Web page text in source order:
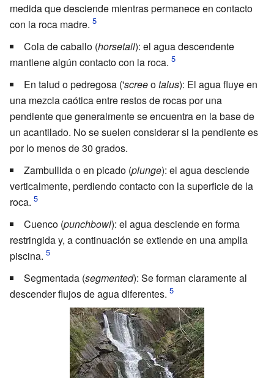
medida que desciende mientras permanece en contacto
con la roca madre.
Cola de caballo (horsetail): el agua descendente
mantiene algún contacto con la roca.
En talud o pedregosa ('screeotalus): El agua fluye en
una mezcla caótica entre restos de rocas por una
pendiente que generalmente se encuentra en la base de
un acantilado. No se suelen considerar si la pendiente es
por lo menos de 30 grados.
Zambullida o en picado (plunge): el agua desciende
verticalmente, perdiendo contacto con la superficie de la
roca.
Cuenco (punchbowl): el agua desciende en forma
restringida y, a continuación se extiende en una amplia
piscina.
Segmentada (segmented): Se forman claramente al
descender flujos de agua diferentes.